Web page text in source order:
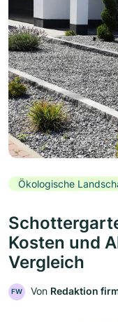
Ökologische
Kosten und
Vergleich
FW Von Redaktion